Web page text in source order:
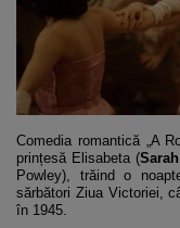
Comedia romantică „A
prințesă Elisabeta (
Powley), trăind o
sărbători Ziua Victoriei,
în 1945.